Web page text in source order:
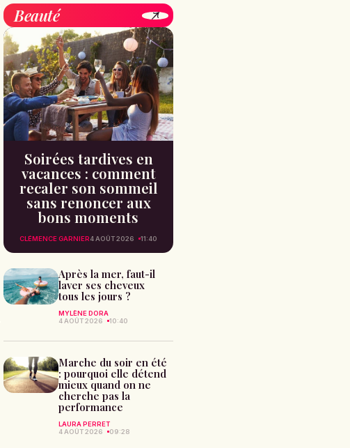
Beauté
Soirées tardives en
vacances : comment
recaler son sommeil
sans renoncer aux
bons moments
CLÉMENCE GARNIER4 AOÛT 2026 11:40
Après la mer, faut-il
laver ses cheveux
tous les jours ?
MYLÈNE DORA
4 AOÛT 2026
10:40
Marche du soir en été
: pourquoi elle détend
mieux quand on ne
cherche pas la
performance
LAURA PERRET
4 AOÛT 2026
09:28